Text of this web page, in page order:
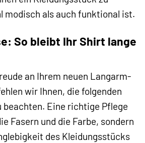
modisch als auch funktional ist.
So bleibt Ihr Shirt lange
an Ihrem neuen Langarm-
wir Ihnen, die folgenden
beachten. Eine richtige Pflege
Fasern und die Farbe, sondern
des Kleidungsstücks